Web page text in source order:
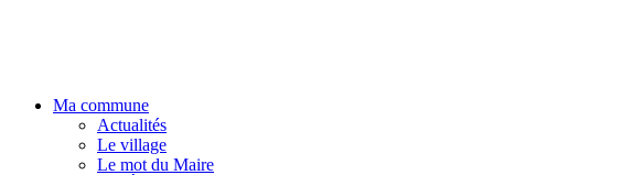
Ma commune
Actualités
Le village
Le mot du Maire